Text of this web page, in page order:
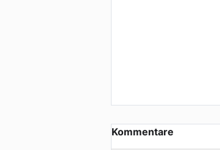
Kommentare